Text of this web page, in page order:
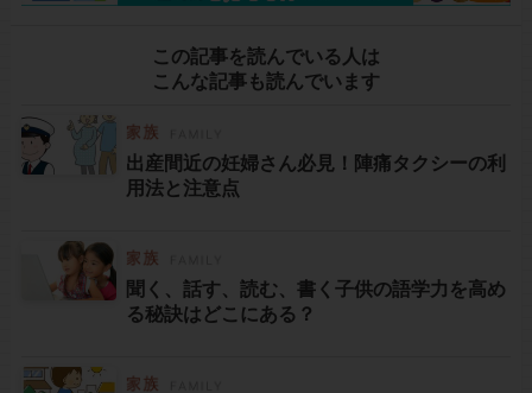
この記事を読んでいる人は
こんな記事も読んでいます
出産間近の妊婦さん必見！陣痛タクシーの利
用法と注意点
聞く、話す、読む、書く子供の語学力を高め
る秘訣はどこにある？